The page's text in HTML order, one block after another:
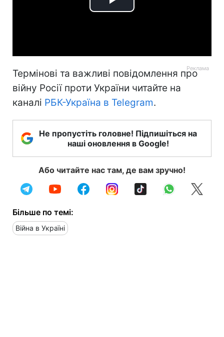
Play
Термінові та важливі повідомлення про
війну Росії проти України читайте на
каналі РБК-Україна в Telegram.
Не пропустіть головне! Підпишіться на
наші оновлення в Google!
Або читайте нас там, де вам зручно!
Більше по темі:
Війна в Україні